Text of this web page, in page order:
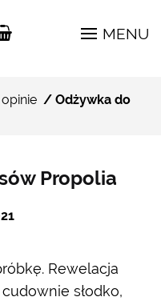
MENU
/ Odżywka do
Propolia
Rewelacja
słodko,